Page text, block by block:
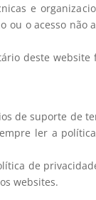
e
ou o acesso
deste
de suporte de
ler a
de
websites.